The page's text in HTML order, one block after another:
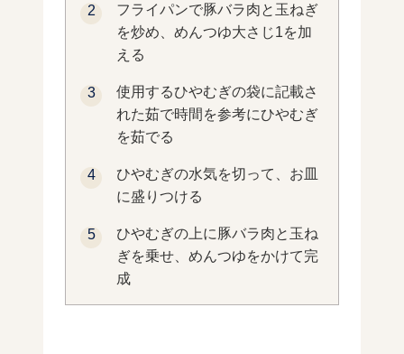
フライパンで豚バラ肉と玉ねぎ
を炒め、めんつゆ大さじ1を加
える
使用するひやむぎの袋に記載さ
れた茹で時間を参考にひやむぎ
を茹でる
ひやむぎの水気を切って、お皿
に盛りつける
ひやむぎの上に豚バラ肉と玉ね
ぎを乗せ、めんつゆをかけて完
成